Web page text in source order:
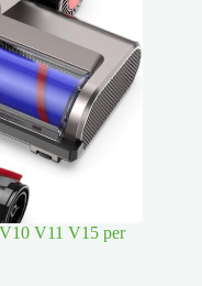
V11 V15 per